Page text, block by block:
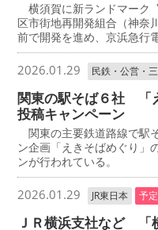
横須賀に新ランドマーク
区市街地再開発組合（神奈
前で開発を進め、京浜急行
2026.01.29 民鉄・公営・
関東の駅そば６社 「
投稿キャンペーン
関東の主要鉄道路線で駅
ン企画「えきそばめぐり」
ンが行われている。
2026.01.29 JR東日本 予
ＪＲ横浜支社など 「